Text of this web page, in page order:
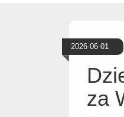
2026-06-01
za